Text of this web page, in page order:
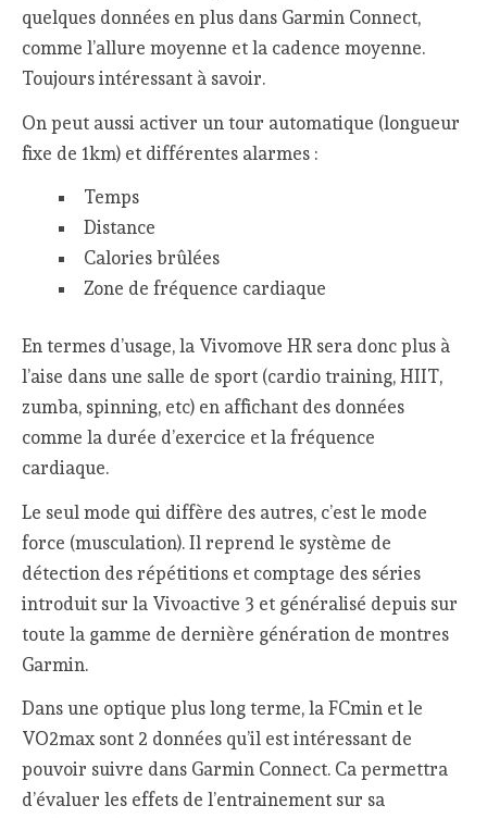
quelques données en plus dans Garmin Connect,
comme l’allure moyenne et la cadence moyenne.
Toujours intéressant à savoir.
On peut aussi activer un tour automatique (longueur
fixe de 1km) et différentes alarmes :
Temps
Distance
Calories brûlées
Zone de fréquence cardiaque
En termes d’usage, la Vivomove HR sera donc plus à
l’aise dans une salle de sport (cardio training, HIIT,
zumba, spinning, etc) en affichant des données
comme la durée d’exercice et la fréquence
cardiaque.
Le seul mode qui diffère des autres, c’est le mode
force (musculation). Il reprend le système de
détection des répétitions et comptage des séries
introduit sur la Vivoactive 3 et généralisé depuis sur
toute la gamme de dernière génération de montres
Garmin.
Dans une optique plus long terme, la FCmin et le
VO2max sont 2 données qu’il est intéressant de
pouvoir suivre dans Garmin Connect. Ca permettra
d’évaluer les effets de l’entrainement sur sa